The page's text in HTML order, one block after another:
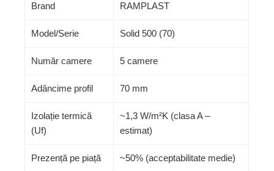
Brand RAMPLAST
Model/Serie Solid 500 (70)
Număr camere 5 camere
Adâncime profil 70 mm
Izolație termică
(Uf)
~1,3 W/m²K (clasa A –
estimat)
Prezență pe piață ~50% (acceptabilitate medie)